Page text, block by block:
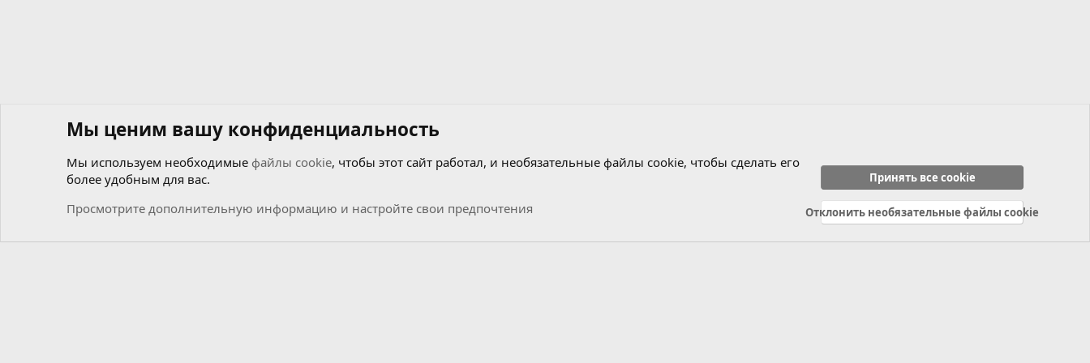
Форумы
Политика конфиденциальности Справка Главная
R
Мы ценим вашу конфиденциальность
Мы используем необходимые файлы cookie, чтобы этот сайт работал, и необязательные файлы cookie, чтобы сделать его
более удобным для вас.
Просмотрите дополнительную информацию и настройте свои предпочтения
Принять все cookie
Отклонить необязательные файлы cookie